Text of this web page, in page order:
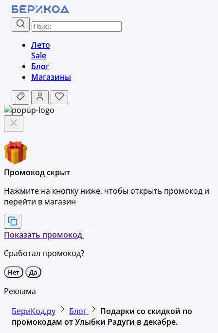
Лето
Sale
Блог
Магазины
Промокод скрыт
Нажмите на кнопку ниже, чтобы открыть промокод и
перейти в магазин
Показать промокод
Сработал промокод?
Нет Да
Реклама
БериКод.ру
Блог
Подарки со скидкой по
промокодам от Улыбки Радуги в декабре.